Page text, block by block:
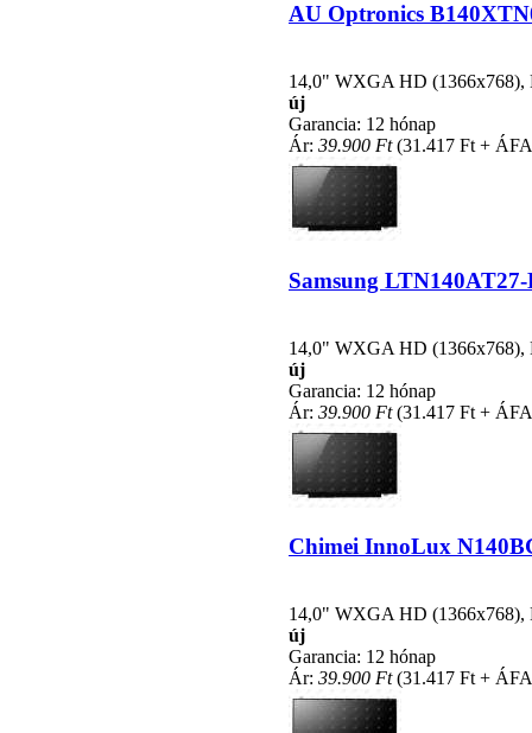
AU Optronics
14,0" WXGA HD (1366x768),
új
Garancia: 12 hónap
Ár: 39.900 Ft(31.417 Ft +
Samsung
14,0" WXGA HD (1366x768),
új
Garancia: 12 hónap
Ár: 39.900 Ft(31.417 Ft +
Chimei InnoLux
14,0" WXGA HD (1366x768),
új
Garancia: 12 hónap
Ár: 39.900 Ft(31.417 Ft +